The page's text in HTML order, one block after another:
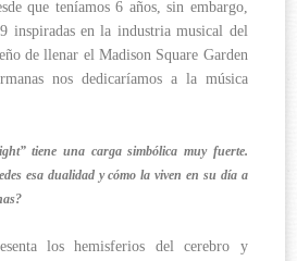
que teníamos 6 años, sin embargo,
inspiradas en la industria musical del
de llenar el Madison Square Garden
nos dedicaríamos a la música
tiene una carga simbólica muy fuerte.
esa dualidad y cómo la viven en su día a
los hemisferios del cerebro y